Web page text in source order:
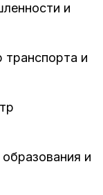
и
и
и